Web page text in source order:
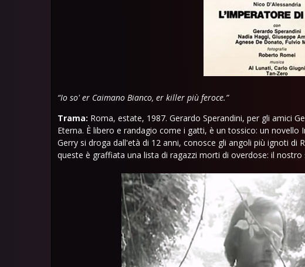
“Io so' er Caimano Bianco, er killer più feroce.”
Trama: Roma, estate, 1987. Gerardo Sperandini, per gli amici
Eterna. È libero e randagio come i gatti, è un tossico: un
Gerry si droga dall'età di 12 anni, conosce gli angoli più ignoti di
queste è graffiata una lista di ragazzi morti di overdose: il